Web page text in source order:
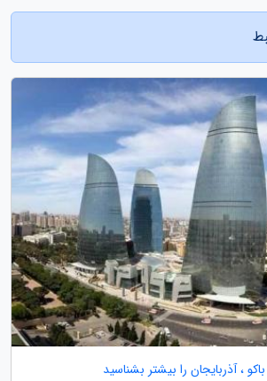
، آذربایجان را بیشتر بشناسید